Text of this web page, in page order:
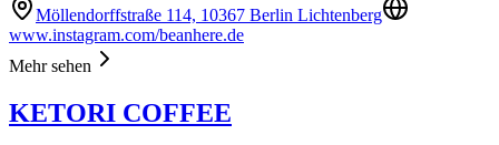
Möllendorffstraße 114, 10367 Berlin Lichtenberg
www.instagram.com/beanhere.de
Mehr sehen
KETORI COFFEE